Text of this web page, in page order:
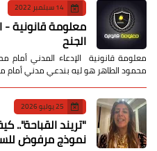
14 سبتمبر 2022
معلومة قانونية -
الجنح
معلومة قانونية الإدعاء المدني أمام
محمود الطاهر هو ليه بندعي مدني
25 يوليو 2026
​"تريند القباحة"..
نموذج مرفوض